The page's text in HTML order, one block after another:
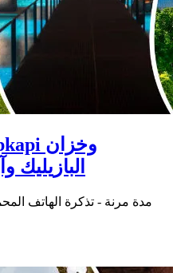
مدة مرنة - تذكرة الهاتف